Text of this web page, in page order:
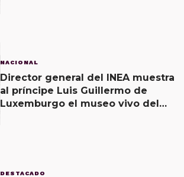
NACIONAL
Director general del INEA muestra
al príncipe Luis Guillermo de
Luxemburgo el museo vivo del
DESTACADO